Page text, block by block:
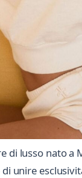
di lusso nato
unire